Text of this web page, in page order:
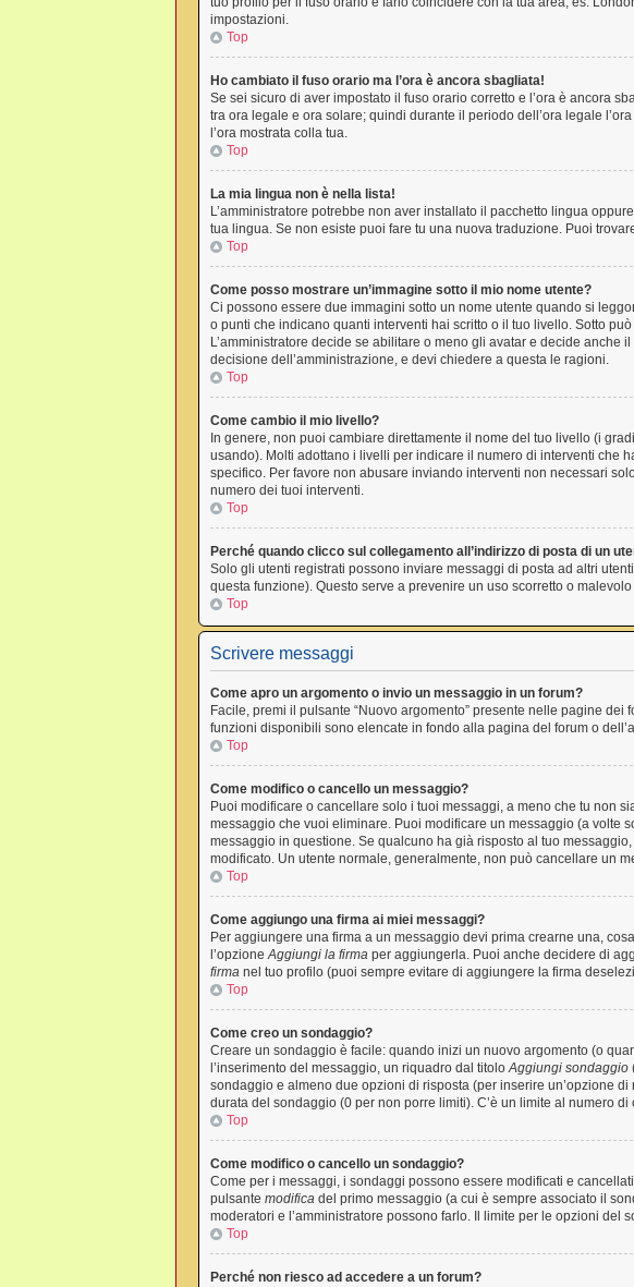
impostazioni.
Top
Ho cambiato il fuso orario ma l’ora è ancora sbagliata!
Se sei sicuro di aver impostato il fuso orario corretto e l’ora è ancora
tra ora legale e ora solare; quindi durante il periodo dell’ora legale
l’ora mostrata colla tua.
Top
La mia lingua non è nella lista!
L’amministratore potrebbe non aver installato il pacchetto lingua
tua lingua. Se non esiste puoi fare tu una nuova traduzione. Puoi
Top
Come posso mostrare un’immagine sotto il mio nome utente?
Ci possono essere due immagini sotto un nome utente quando si
o punti che indicano quanti interventi hai scritto o il tuo livello. Sotto
L’amministratore decide se abilitare o meno gli avatar e decide
decisione dell’amministrazione, e devi chiedere a questa le ragioni.
Top
Come cambio il mio livello?
In genere, non puoi cambiare direttamente il nome del tuo livello (i
usando). Molti adottano i livelli per indicare il numero di interventi che
specifico. Per favore non abusare inviando interventi non necessari
numero dei tuoi interventi.
Top
Perché quando clicco sul collegamento all’indirizzo di posta di un
Solo gli utenti registrati possono inviare messaggi di posta ad altri
questa funzione). Questo serve a prevenire un uso scorretto o
Top
Scrivere messaggi
Come apro un argomento o invio un messaggio in un forum?
Facile, premi il pulsante “Nuovo argomento” presente nelle pagine
funzioni disponibili sono elencate in fondo alla pagina del forum o
Top
Come modifico o cancello un messaggio?
Puoi modificare o cancellare solo i tuoi messaggi, a meno che tu non
messaggio che vuoi eliminare. Puoi modificare un messaggio (a volte
messaggio in questione. Se qualcuno ha già risposto al tuo
modificato. Un utente normale, generalmente, non può cancellare un
Top
Come aggiungo una firma ai miei messaggi?
Per aggiungere una firma a un messaggio devi prima crearne una,
l’opzioneAggiungi la firma per aggiungerla. Puoi anche decidere di
firma nel tuo profilo (puoi sempre evitare di aggiungere la firma
Top
Come creo un sondaggio?
Creare un sondaggio è facile: quando inizi un nuovo argomento (o
l’inserimento del messaggio, un riquadro dal titoloAggiungi sondaggio
sondaggio e almeno due opzioni di risposta (per inserire un’opzione
durata del sondaggio (0 per non porre limiti). C’è un limite al numero
Top
Come modifico o cancello un sondaggio?
Come per i messaggi, i sondaggi possono essere modificati e
pulsante modifica del primo messaggio (a cui è sempre associato il
moderatori e l’amministratore possono farlo. Il limite per le opzioni del
Top
Perché non riesco ad accedere a un forum?